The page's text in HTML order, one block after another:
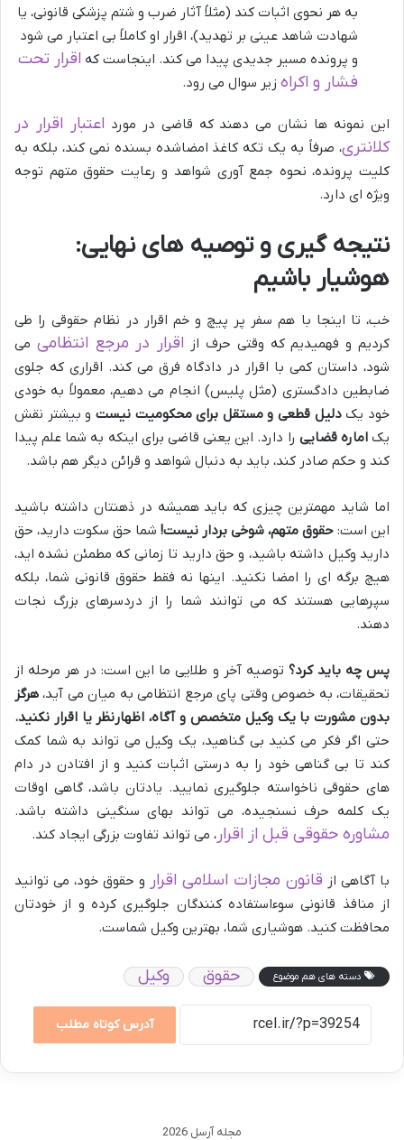
به هر نحوی اثبات کند (مثلاً آثار ضرب و شتم پزشکی قانونی، یا
شهادت شاهد عینی بر تهدید)، اقرار او کاملاً بی اعتبار می شود
و پرونده مسیر جدیدی پیدا می کند. اینجاست که اقرار تحت
فشار و اکراه زیر سوال می رود.
این نمونه ها نشان می دهند که قاضی در مورد اعتبار اقرار در
کلانتری، صرفاً به یک تکه کاغذ امضاشده بسنده نمی کند، بلکه به
کلیت پرونده، نحوه جمع آوری شواهد و رعایت حقوق متهم توجه
ویژه ای دارد.
نتیجه گیری و توصیه های نهایی:
هوشیار باشیم
خب، تا اینجا با هم سفر پر پیچ و خم اقرار در نظام حقوقی را طی
کردیم و فهمیدیم که وقتی حرف از اقرار در مرجع انتظامی می
شود، داستان کمی با اقرار در دادگاه فرق می کند. اقراری که جلوی
ضابطین دادگستری (مثل پلیس) انجام می دهیم، معمولاً به خودی
خود یکدلیل قطعی و مستقل برای محکومیت نیست و بیشتر نقش
یکاماره قضایی را دارد. این یعنی قاضی برای اینکه به شما علم پیدا
کند و حکم صادر کند، باید به دنبال شواهد و قرائن دیگر هم باشد.
اما شاید مهمترین چیزی که باید همیشه در ذهنتان داشته باشید
این است: حقوق متهم، شوخی بردار نیست! شما حق سکوت دارید، حق
دارید وکیل داشته باشید، و حق دارید تا زمانی که مطمئن نشده اید،
هیچ برگه ای را امضا نکنید. اینها نه فقط حقوق قانونی شما، بلکه
سپرهایی هستند که می توانند شما را از دردسرهای بزرگ نجات
دهند.
پس چه باید کرد؟ توصیه آخر و طلایی ما این است: در هر مرحله از
تحقیقات، به خصوص وقتی پای مرجع انتظامی به میان می آید، هرگز
بدون مشورت با یک وکیل متخصص و آگاه، اظهارنظر یا اقرار نکنید.
حتی اگر فکر می کنید بی گناهید، یک وکیل می تواند به شما کمک
کند تا بی گناهی خود را به درستی اثبات کنید و از افتادن در دام
های حقوقی ناخواسته جلوگیری نمایید. یادتان باشد، گاهی اوقات
یک کلمه حرف نسنجیده، می تواند بهای سنگینی داشته باشد.
مشاوره حقوقی قبل از اقرار ، می تواند تفاوت بزرگی ایجاد کند.
با آگاهی از قانون مجازات اسلامی اقرار و حقوق خود، می توانید
از منافذ قانونی سوءاستفاده کنندگان جلوگیری کرده و از خودتان
محافظت کنید. هوشیاری شما، بهترین وکیل شماست.
دسته های هم موضوع حقوق وکیل
آدرس کوتاه مطلب
مجله آرسل 2026